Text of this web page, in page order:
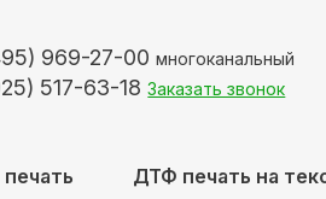
969-27-00 многоканальный
517-63-18 Заказать звонок
ДТФ печать на